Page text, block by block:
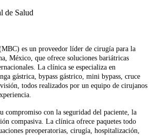
de Salud
es un proveedor líder de cirugía para la
México, que ofrece soluciones bariátricas
La clínica se especializa en
gástrica, bypass gástrico, mini bypass, cruce
todos realizados por un equipo de cirujanos
compromiso con la seguridad del paciente, la
compasiva. La clínica ofrece paquetes todo
preoperatorias, cirugía, hospitalización,